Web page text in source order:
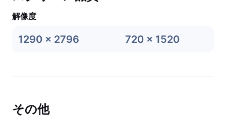
解像度
1290 x 2796 720 x 1520
その他